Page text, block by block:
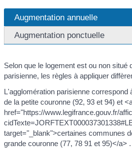
Augmentation annuelle
Augmentation ponctuelle
Selon que le logement est ou non situé
parisienne, les règles à appliquer
L'agglomération parisienne correspond
de la petite couronne (92, 93 et 94) et
href="https://www.legifrance.gouv.fr/
target="_blank">certaines communes
grande couronne (77, 78 91 et 95)</a> .